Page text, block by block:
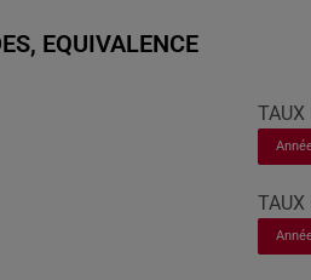
EQUIVALENCE
TAUX
TAUX